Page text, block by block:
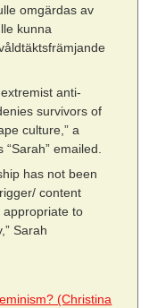
omgärdas av
kunna
anti-
survivors of
culture,” a
emailed.
has not been
content
appropriate to
Sarah
(Christina